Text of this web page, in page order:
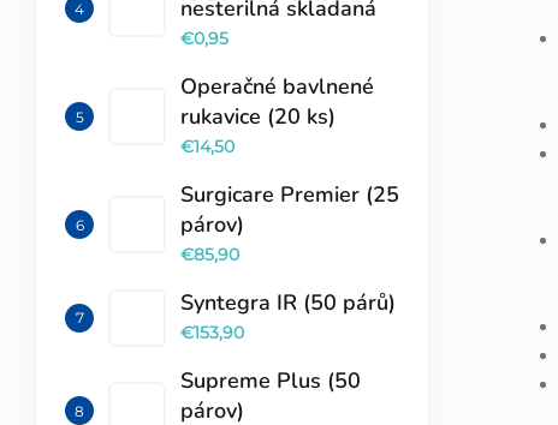
nesterilná skladaná
€0,95
Operačné bavlnené
rukavice (20 ks)
€14,50
Surgicare Premier (25
párov)
€85,90
Syntegra IR (50 párů)
€153,90
Supreme Plus (50
párov)